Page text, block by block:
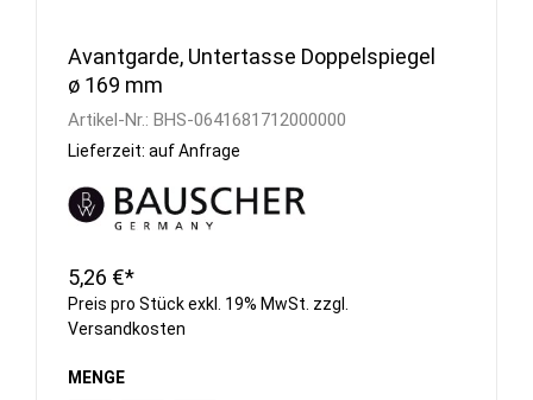
Avantgarde, Untertasse Doppelspiegel
ø 169 mm
Artikel-Nr.: BHS-0641681712000000
Lieferzeit: auf Anfrage
5,26 €*
Preis pro Stück exkl. 19% MwSt. zzgl.
Versandkosten
MENGE